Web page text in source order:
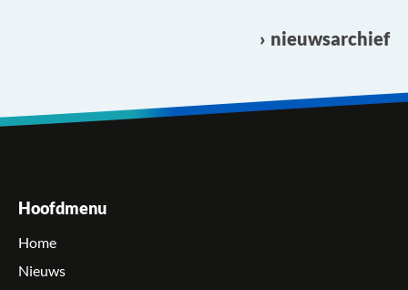
nieuwsarchief
Hoofdmenu
Home
Nieuws